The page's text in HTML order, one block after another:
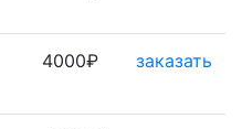
4000₽ заказать